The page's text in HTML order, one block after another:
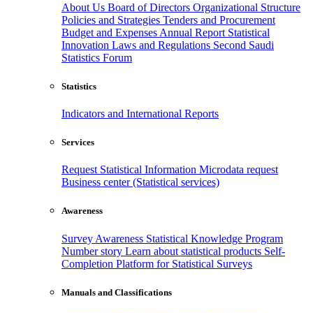
About Us Board of Directors Organizational Structure
Policies and Strategies Tenders and Procurement
Budget and Expenses Annual Report Statistical
Innovation Laws and Regulations Second Saudi
Statistics Forum
Statistics
Indicators and International Reports
Services
Request Statistical Information Microdata request
Business center (Statistical services)
Awareness
Survey Awareness Statistical Knowledge Program
Number story Learn about statistical products Self-
Completion Platform for Statistical Surveys
Manuals and Classifications